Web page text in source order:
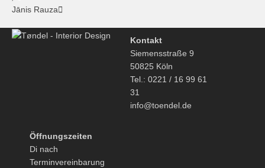
Jānis Rauza
Kontakt
Siemensstraße 9
50825 Köln
Tel.: 0221 / 16 99 61
31
info@toendel.de
Öffnungszeiten
Di nach
Terminvereinbarung